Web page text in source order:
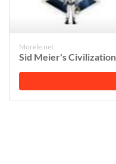
Morele.net
Sid Meier's